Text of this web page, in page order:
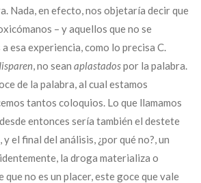
Nada, en efecto, nos objetaría decir que
– y aquellos que no se
esa experiencia, como lo precisa C.
, no seanaplastadospor la palabra.
de la palabra, al cual estamos
tantos coloquios. Lo que llamamos
entonces sería también el destete
el final del análisis, ¿por qué no?, un
la droga materializa o
no es un placer, este goce que vale